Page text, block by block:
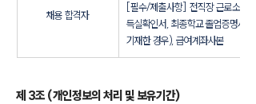
채용 합격자
[필수/제출사항] 전직장 근로소득원
득실확인서, 최종학교 졸업증명서,
기재한 경우), 급여계좌사본
제 3조 (개인정보의 처리 및 보유기간)